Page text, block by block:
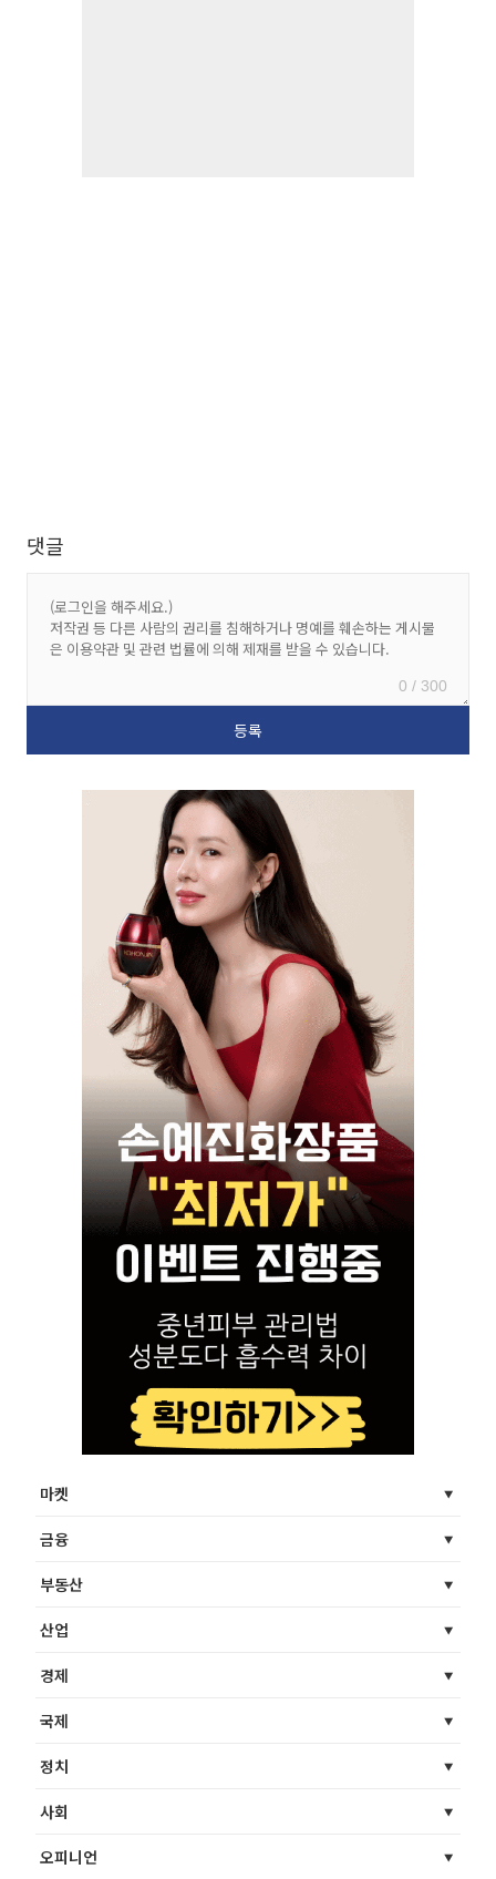
댓글
0 / 300
마켓
금융
부동산
산업
경제
국제
정치
사회
오피니언